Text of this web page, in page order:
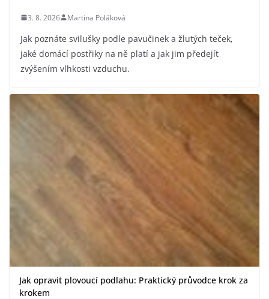
3. 8. 2026 Martina Poláková
Jak poznáte svilušky podle pavučinek a žlutých teček,
jaké domácí postřiky na ně platí a jak jim předejít
zvýšením vlhkosti vzduchu.
Jak opravit plovoucí podlahu: Praktický průvodce krok za
krokem